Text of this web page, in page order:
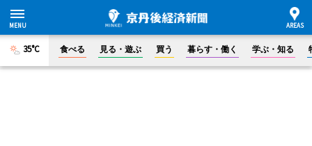
35°C 食べる 見る・遊ぶ 買う 暮らす・働く 学ぶ・知る